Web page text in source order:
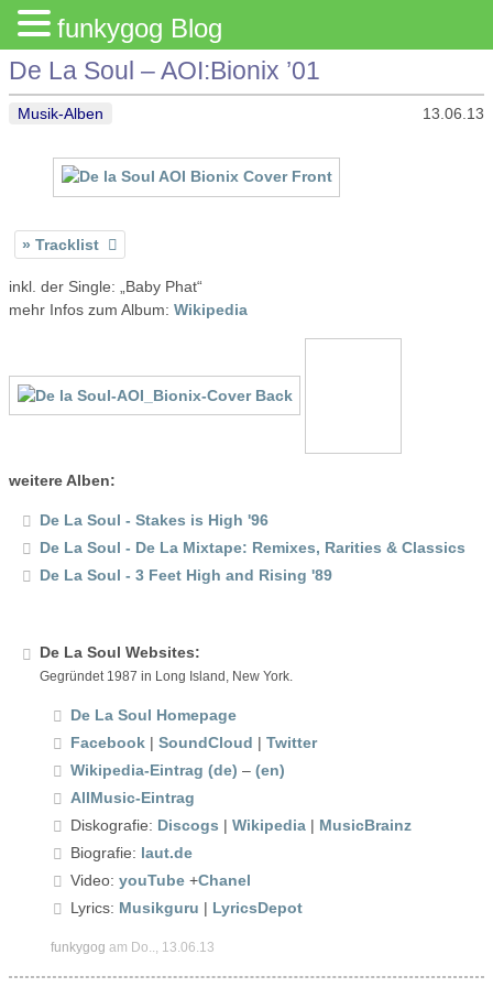
De La Soul – AOI:Bionix ’01
Musik-Alben 13.06.13
Tracklist
inkl. der Single: „Baby Phat“
mehr Infos zum Album: Wikipedia
weitere Alben:
De La Soul - Stakes is High '96
De La Soul - De La Mixtape: Remixes, Rarities & Classics
De La Soul - 3 Feet High and Rising '89
De La Soul Websites:
Gegründet 1987 in Long Island, New York.
De La Soul Homepage
Facebook | SoundCloud | Twitter
Wikipedia-Eintrag (de) – (en)
AllMusic-Eintrag
Diskografie: Discogs | Wikipedia | MusicBrainz
Biografie: laut.de
Video: youTube +Chanel
Lyrics: Musikguru | LyricsDepot
funkygog am Do.., 13.06.13
funkygog Blog